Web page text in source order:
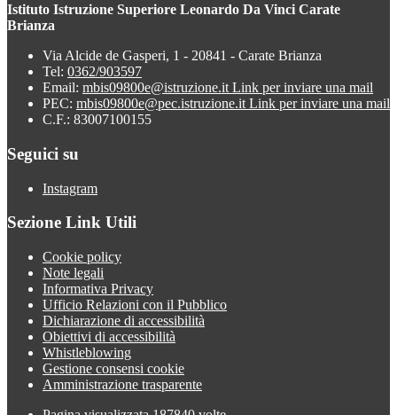
Istituto Istruzione Superiore Leonardo Da Vinci Carate
Brianza
Via Alcide de Gasperi, 1 - 20841 - Carate Brianza
Tel: 0362/903597
Email: mbis09800e@istruzione.it Link per inviare una mail
PEC: mbis09800e@pec.istruzione.it Link per inviare una mail
C.F.: 83007100155
Seguici su
Instagram
Sezione Link Utili
Cookie policy
Note legali
Informativa Privacy
Ufficio Relazioni con il Pubblico
Dichiarazione di accessibilità
Obiettivi di accessibilità
Whistleblowing
Gestione consensi cookie
Amministrazione trasparente